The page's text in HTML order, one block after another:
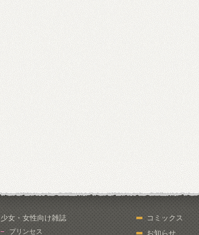
少女・女性向け雑誌
プリンセス
コミックス
お知らせ